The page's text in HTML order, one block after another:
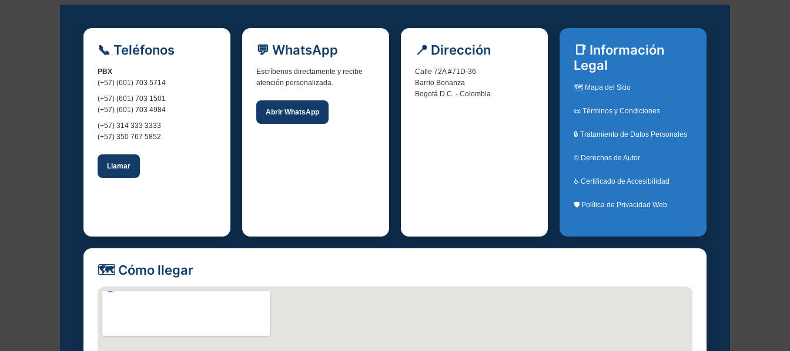
l
📞 Teléfonos
PBX
(+57) (601) 703 5714
(+57) (601) 703 1501
(+57) (601) 703 4984
(+57) 314 333 3333
(+57) 350 767 5852
Llamar
💬 WhatsApp
Escríbenos directamente y recibe
atención personalizada.
Abrir WhatsApp
📍 Dirección
Calle 72A #71D-36
Barrio Bonanza
Bogotá D.C. - Colombia
📑 Información
Legal
🗺️ Mapa del Sitio
📜 Términos y Condiciones
🔒 Tratamiento de Datos Personales
© Derechos de Autor
♿ Certificado de Accesibilidad
🛡️ Política de Privacidad Web
🗺️ Cómo llegar